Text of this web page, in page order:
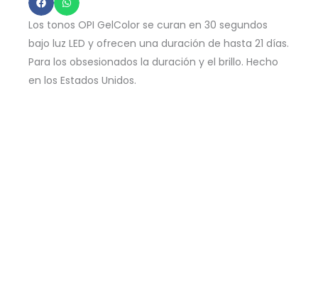
Los tonos OPI GelColor se curan en 30 segundos
bajo luz LED y ofrecen una duración de hasta 21 días.
Para los obsesionados la duración y el brillo. Hecho
en los Estados Unidos.